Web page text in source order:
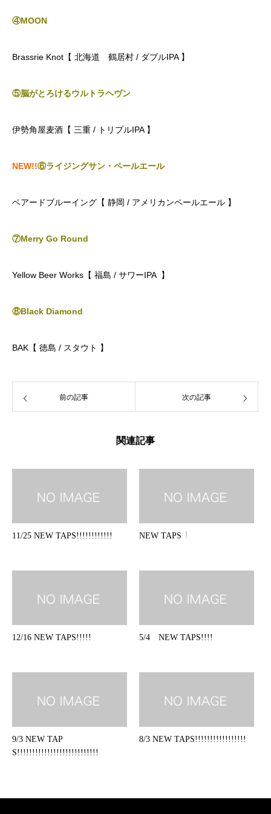
④MOON
Brassrie Knot【 北海道 鶴居村 / ダブルIPA 】
⑤脳がとろけるウルトラヘヴン
伊勢角屋麦酒【 三重 / トリプルIPA 】
NEW!!⑥ライジングサン・ペールエール
ベアードブルーイング【 静岡 / アメリカンペールエール 】
⑦Merry Go Round
Yellow Beer Works【 福島 / サワーIPA 】
⑧Black Diamond
BAK【 徳島 / スタウト 】
前の記事 次の記事
関連記事
11/25 NEW TAPS!!!!!!!!!!!! NEW TAPS
12/16 NEW TAPS!!!!! 5/4 NEW TAPS!!!!
9/3 NEW TAP
S!!!!!!!!!!!!!!!!!!!!!!!!!!!
8/3 NEW TAPS!!!!!!!!!!!!!!!!!